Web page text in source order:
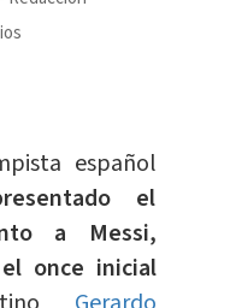
español
el
a Messi,
once inicial